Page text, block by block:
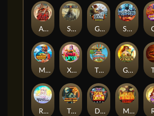
DEAL WITH DEATH
Tikitopia BoosterBelt Gearlab Genius
The Lost Book of Mummy’s Curse
ARMY OF ARES
RAINBOW PRINCESS
Great Game Rockies
Sand and Ashes Stormforged
Marlin Master Xmas Drop
Mayan Stackways